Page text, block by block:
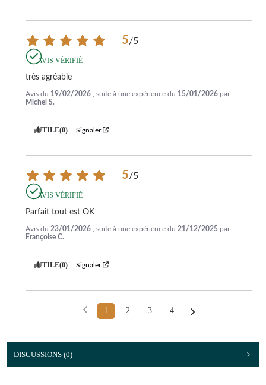
5/5
AVIS VÉRIFIÉ
très agréable
Avis du 19/02/2026 , suite à une expérience du 15/01/2026 par
Michel S.
UTILE(0) Signaler
5/5
AVIS VÉRIFIÉ
Parfait tout est OK
Avis du 23/01/2026 , suite à une expérience du 21/12/2025 par
Françoise C.
UTILE(0) Signaler
1 2 3 4
DISCUSSIONS (0)